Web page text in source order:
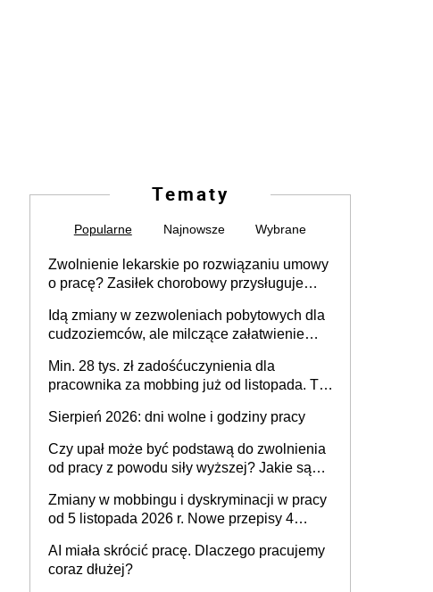
Tematy
Popularne Najnowsze Wybrane
Zwolnienie lekarskie po rozwiązaniu umowy
o pracę? Zasiłek chorobowy przysługuje
dni od ustania stosunku pracy
Idą zmiany w zezwoleniach pobytowych dla
cudzoziemców, ale milczące załatwienie
Min. 28 tys. zł zadośćuczynienia dla
pracownika za mobbing już od listopada. To
zespołu
Sierpień 2026: dni wolne i godziny pracy
Czy upał może być podstawą do zwolnienia
od pracy z powodu siły wyższej? Jakie są
Zmiany w mobbingu i dyskryminacji w pracy
od 5 listopada 2026 r. Nowe przepisy 4
Ustaw
AI miała skrócić pracę. Dlaczego pracujemy
coraz dłużej?